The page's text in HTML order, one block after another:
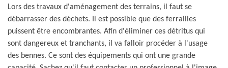
Lors des travaux d'aménagement des terrains, il faut se
débarrasser des déchets. Il est possible que des ferrailles
puissent être encombrantes. Afin d'éliminer ces détritus qui
sont dangereux et tranchants, il va falloir procéder à l'usage
des bennes. Ce sont des équipements qui ont une grande